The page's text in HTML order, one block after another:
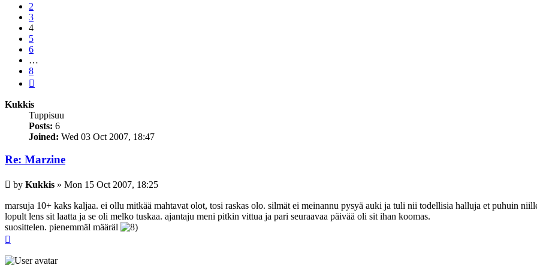
2
3
4
5
6
…
8
Kukkis
Tuppisuu
Posts: 6
Joined: Wed 03 Oct 2007, 18:47
Re: Marzine
Post
by Kukkis » Mon 15 Oct 2007, 18:25
marsuja 10+ kaks kaljaa. ei ollu mitkää mahtavat olot, tosi raskas olo. silmät ei meinannu pysyä auki ja tuli nii todellisia halluja et puhuin
lopult lens sit laatta ja se oli melko tuskaa. ajantaju meni pitkin vittua ja pari seuraavaa päivää oli sit ihan koomas.
suosittelen. pienemmäl määräl